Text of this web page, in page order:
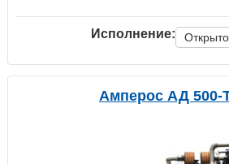
Исполнение:
Амперос АД 500-